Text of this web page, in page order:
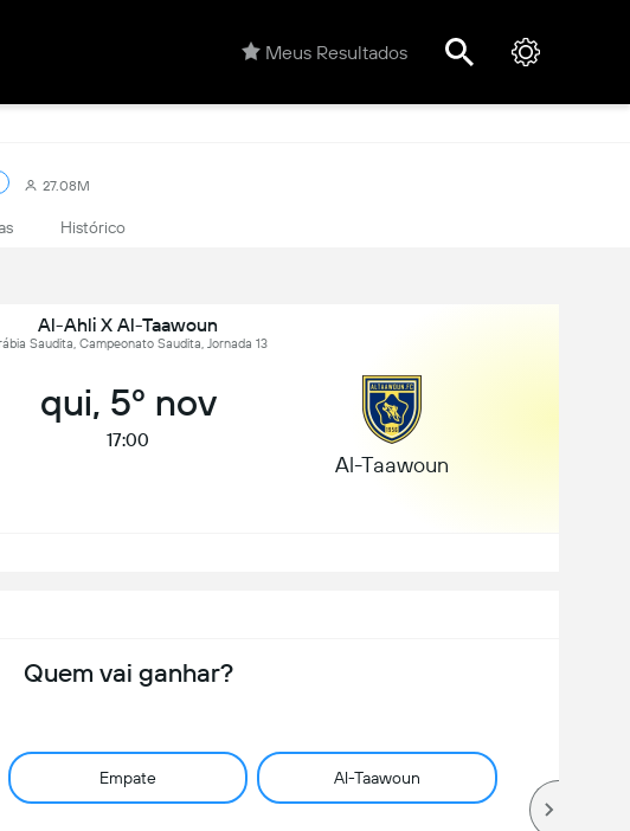
Meus Resultados
27.08M
Histórico
Al-Ahli X Al-Taawoun
Saudita, Campeonato Saudita, Jornada 13
qui, 5º nov
17:00
Al-Taawoun
Quem vai ganhar?
Empate Al-Taawoun